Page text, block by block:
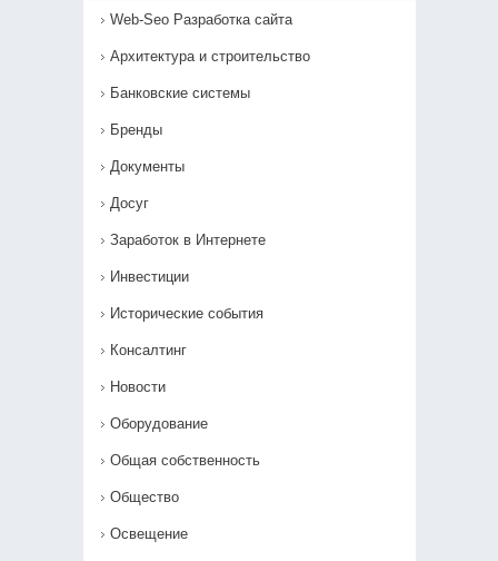
Web-Seo Разработка сайта
Архитектура и строительство
Банковские системы
Бренды
Документы
Досуг
Заработок в Интернете
Инвестиции
Исторические события
Консалтинг
Новости
Оборудование
Общая собственность
Общество
Освещение